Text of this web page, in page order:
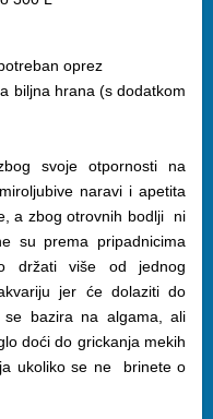
oprez
biljna hrana (s dodatkom
svoje otpornosti na
naravi i apetita
a zbog otrovnih bodlji ni
su prema pripadnicima
držati više od jednog
jer će dolaziti do
bazira na algama, ali
doći do grickanja mekih
ukoliko se ne brinete o